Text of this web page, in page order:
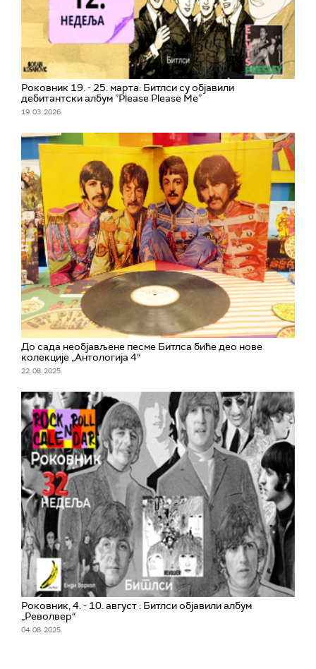
Роковник 19. - 25. марта: Битлси су објавили
дебитантски албум ”Please Please Me”
19. 03. 2026.
До сада необјављене песме Битлса биће део нове
колекције „Антологија 4“
22. 08. 2025.
Роковник, 4. - 10. август : Битлси објавили албум
„Револвер“
04. 08. 2025.